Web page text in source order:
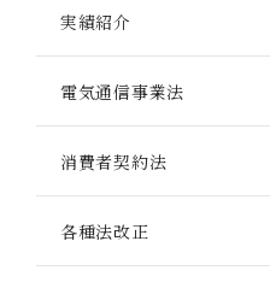
実績紹介
電気通信事業法
消費者契約法
各種法改正